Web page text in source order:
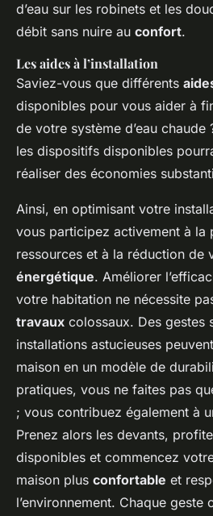
d’eau sur les robinets et les
débit sans nuire au confort.
Les aides à l’installation
Saviez-vous que différents
disponibles pour vous aider à
de votre système d’eau chaude
les dispositifs disponibles
réaliser des économies
Ainsi, en optimisant votre
vous participez activement à la
ressources et à la réduction de
énergétique. Améliorer
votre habitation ne nécessite
travaux colossaux. Des gestes
installations astucieuses
maison en un modèle de
pratiques, vous ne faites pas
; vous contribuez également à
Prenez alors les devants,
disponibles et commencez
maison plus confortable et
l’environnement. Chaque geste